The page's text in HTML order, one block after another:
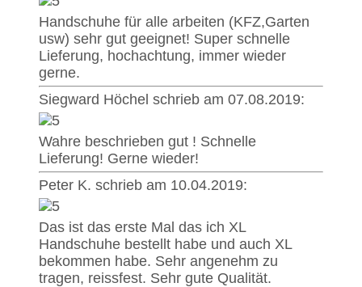
Handschuhe für alle arbeiten (KFZ,Garten
usw) sehr gut geeignet! Super schnelle
Lieferung, hochachtung, immer wieder
gerne.
Siegward Höchel schrieb am 07.08.2019:
Wahre beschrieben gut ! Schnelle
Lieferung! Gerne wieder!
Peter K. schrieb am 10.04.2019:
Das ist das erste Mal das ich XL
Handschuhe bestellt habe und auch XL
bekommen habe. Sehr angenehm zu
tragen, reissfest. Sehr gute Qualität.